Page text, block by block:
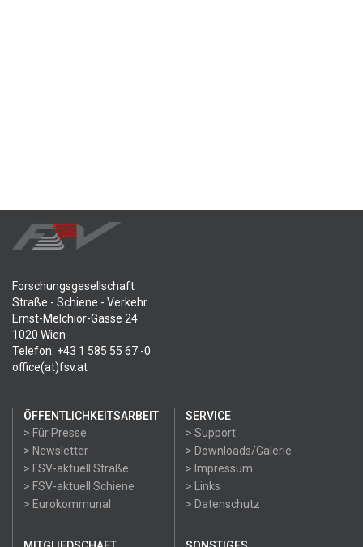
Forschungsgesellschaft
Straße - Schiene - Verkehr
Ernst-Melchior-Gasse 24
1020 Wien
Telefon: +43 1 585 55 67 -0
office(at)fsv.at
ÖFFENTLICHKEITSARBEIT
> Für Presse
> Newsletter
> FSV-aktuell Straße
> FSV-aktuell Schiene
> Eurokommunal
SERVICE
> Support
> Downloads/Galerie
> Impressum
> Links
> Datenschutz